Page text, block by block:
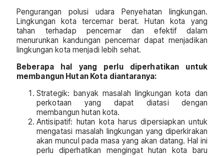
Pengurangan polusi udara Penyehatan lingkungan.
Lingkungan kota tercemar berat. Hutan kota yang
tahan terhadap pencemar dan efektif dalam
menurunkan kandungan pencemar dapat menjadikan
lingkungan kota menjadi lebih sehat.
Beberapa hal yang perlu diperhatikan untuk
membangun Hutan Kota diantaranya:
Strategik: banyak masalah lingkungan kota dan
perkotaan yang dapat diatasi dengan
membangun hutan kota.
Antisipatif: hutan kota harus dipersiapkan untuk
mengatasi masalah lingkungan yang diperkirakan
akan muncul pada masa yang akan datang. Hal ini
perlu diperhatikan mengingat hutan kota baru